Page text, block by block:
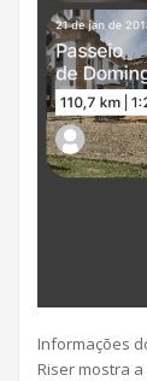
Informações
Riser mostra